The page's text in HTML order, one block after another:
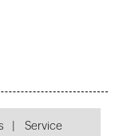
Service